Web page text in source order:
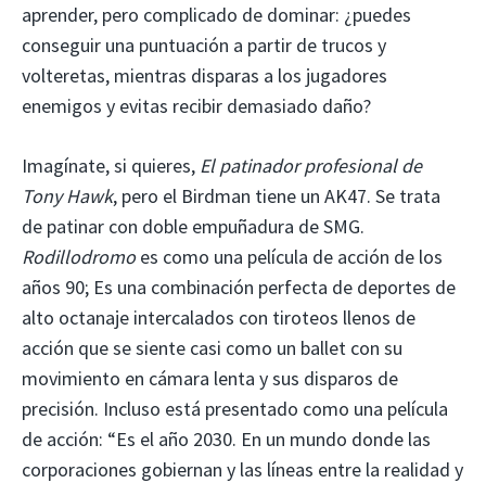
aprender, pero complicado de dominar: ¿puedes
conseguir una puntuación a partir de trucos y
volteretas, mientras disparas a los jugadores
enemigos y evitas recibir demasiado daño?
Imagínate, si quieres, El patinador profesional de
Tony Hawk, pero el Birdman tiene un AK47. Se trata
de patinar con doble empuñadura de SMG.
Rodillodromoes como una película de acción de los
años 90; Es una combinación perfecta de deportes de
alto octanaje intercalados con tiroteos llenos de
acción que se siente casi como un ballet con su
movimiento en cámara lenta y sus disparos de
precisión. Incluso está presentado como una película
de acción: “Es el año 2030. En un mundo donde las
corporaciones gobiernan y las líneas entre la realidad y